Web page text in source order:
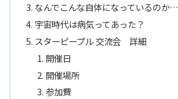
なんでこんな自体になっているのか…
宇宙時代は病気ってあった？
スターピープル 交流会 詳細
開催日
開催場所
参加費